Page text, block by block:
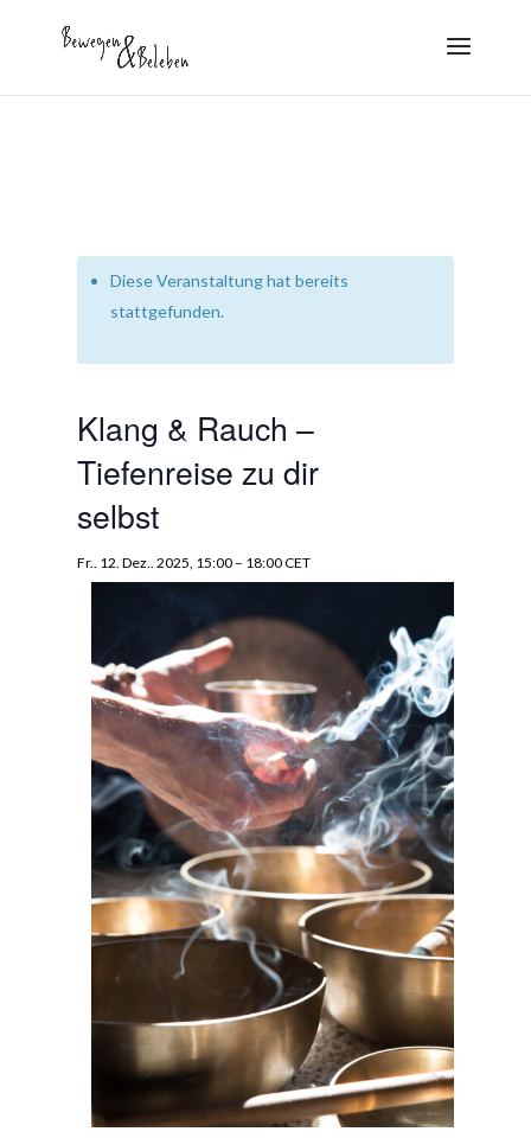
Diese Veranstaltung hat bereits
stattgefunden.
Klang & Rauch –
Tiefenreise zu dir
selbst
Fr.. 12. Dez.. 2025, 15:00– 18:00CET